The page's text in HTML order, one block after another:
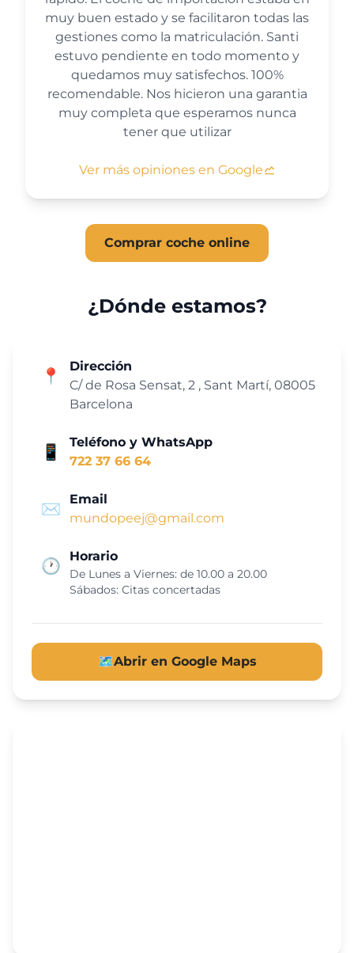
muy buen estado y se facilitaron todas las
gestiones como la matriculación. Santi
estuvo pendiente en todo momento y
quedamos muy satisfechos. 100%
recomendable. Nos hicieron una garantia
muy completa que esperamos nunca
tener que utilizar
Ver más opiniones en Google
Comprar coche online
¿Dónde estamos?
📍
Dirección
C/ de Rosa Sensat, 2 , Sant Martí, 08005
Barcelona
📱
Teléfono y WhatsApp
722 37 66 64
✉️
Email
mundopeej@gmail.com
🕐
Horario
De Lunes a Viernes: de 10.00 a 20.00
Sábados: Citas concertadas
🗺️Abrir en Google Maps